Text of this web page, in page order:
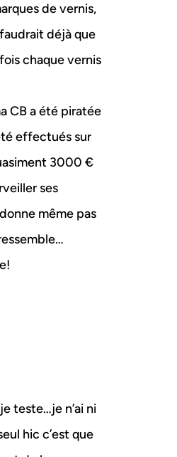
de vernis,
déjà que
chaque vernis
CB a été piratée
effectués sur
3000 €
ses
même pas
teste…je n’ai ni
hic c’est que